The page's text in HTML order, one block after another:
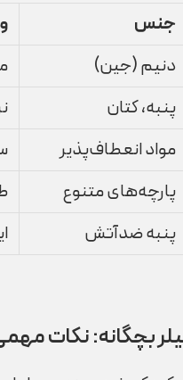
جنس
دنیم (جین)
پنبه، کتان
مواد انعطاف‌پذیر
پارچه‌های متنوع
پنبه ضدآتش
بچگانه: نکات